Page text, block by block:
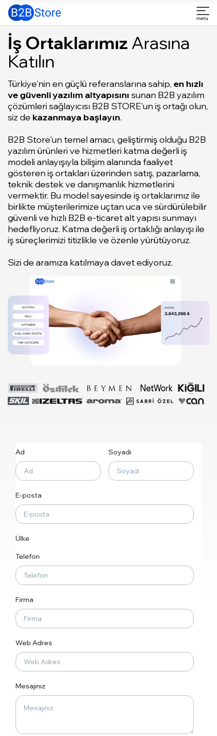
İş Ortaklarımız Arasına
Katılın
Ad Soyadı
E-posta
Ülke
Telefon
Firma
Web Adres
Mesajınız
Türkiye'nin en güçlü referanslarına sahip, en hızlı
ve güvenli yazılım altyapısını sunan B2B yazılım
çözümleri sağlayıcısı B2B STORE'un iş ortağı olun,
siz de kazanmaya başlayın.
B2B Store'un temel amacı, geliştirmiş olduğu B2B
yazılım ürünleri ve hizmetleri katma değerli iş
modeli anlayışıyla bilişim alanında faaliyet
gösteren iş ortakları üzerinden satış, pazarlama,
teknik destek ve danışmanlık hizmetlerini
vermektir. Bu model sayesinde iş ortaklarımız ile
birlikte müşterilerimize uçtan uca ve sürdürülebilir
güvenli ve hızlı B2B e-ticaret alt yapısı sunmayı
hedefliyoruz. Katma değerli iş ortaklığı anlayışı ile
iş süreçlerimizi titizlikle ve özenle yürütüyoruz.
Sizi de aramıza katılmaya davet ediyoruz.